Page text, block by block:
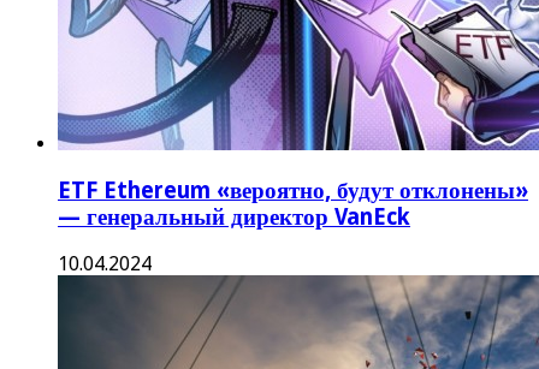
ETF Ethereum «вероятно, будут отклонены»
— генеральный директор VanEck
10.04.2024